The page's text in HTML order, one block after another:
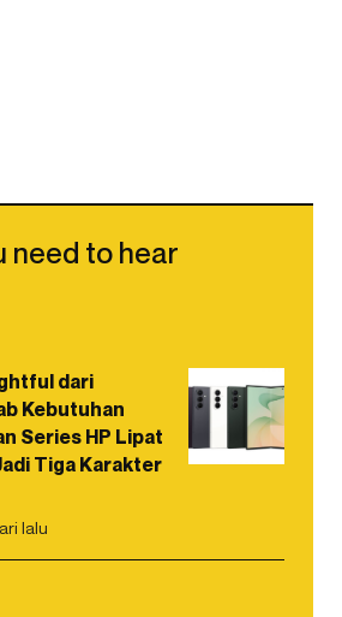
need to hear
dari
Kebutuhan
Series HP Lipat
Tiga Karakter
lalu